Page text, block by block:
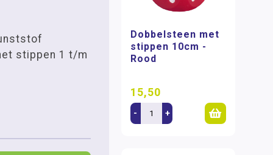
stippen 1 t/m
Dobbelsteen met
stippen 10cm -
Rood
15,50
- +